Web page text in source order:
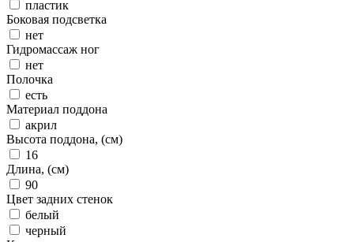
пластик
Боковая подсветка
нет
Гидромассаж ног
нет
Полочка
есть
Материал поддона
акрил
Высота поддона, (см)
16
Длина, (см)
90
Цвет задних стенок
белый
черный